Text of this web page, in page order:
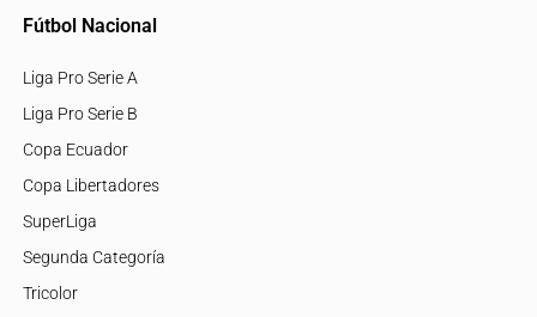
Fútbol Nacional
Liga Pro Serie A
Liga Pro Serie B
Copa Ecuador
Copa Libertadores
SuperLiga
Segunda Categoría
Tricolor